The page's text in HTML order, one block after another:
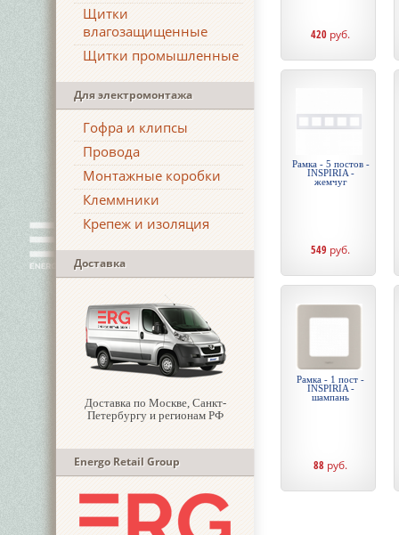
Щитки
влагозащищенные
Щитки промышленные
Для электромонтажа
Гофра и клипсы
Провода
Монтажные коробки
Клеммники
Крепеж и изоляция
Доставка
Доставка по Москве, Санкт-
Петербургу и регионам РФ
Energo Retail Group
420 руб.
Рамка - 5 постов -
INSPIRIA -
жемчуг
549 руб.
Рамка - 1 пост -
INSPIRIA -
шампань
88 руб.